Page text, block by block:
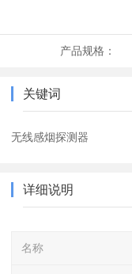
产品规格：
关键词
无线感烟探测器
详细说明
名称